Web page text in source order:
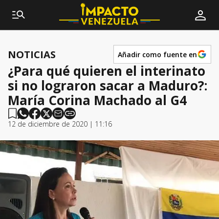
NOTICIAS Añadir como fuente en
¿Para qué quieren el interinato
si no lograron sacar a Maduro?:
María Corina Machado al G4
12 de diciembre de 2020 | 11:16